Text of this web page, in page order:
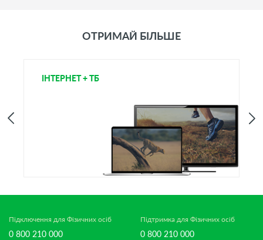
ОТРИМАЙ БІЛЬШЕ
ІНТЕРНЕТ + ТБ
Підключення для Фізичних осіб
0 800 210 000
Підтримка для Фізичних осіб
0 800 210 000